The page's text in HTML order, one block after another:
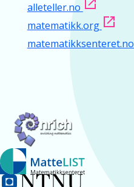
alleteller.no
matematikk.org
matematikksenteret.no